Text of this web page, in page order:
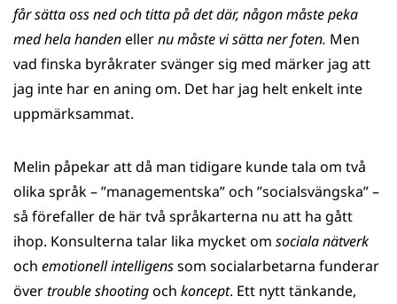
får sätta oss ned och titta på det där, någon måste peka
med hela handenellernu måste vi sätta ner foten. Men
vad finska byråkrater svänger sig med märker jag att
jag inte har en aning om. Det har jag helt enkelt inte
uppmärksammat.
Melin påpekar att då man tidigare kunde tala om två
olika språk – ”managementska” och ”socialsvängska” –
så förefaller de här två språkarterna nu att ha gått
ihop. Konsulterna talar lika mycket om sociala nätverk
och emotionell intelligenssom socialarbetarna funderar
övertrouble shoot­ingoch koncept. Ett nytt tänkande,